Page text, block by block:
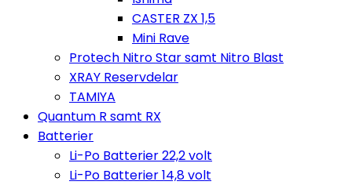
CASTER ZX 1,5
Mini Rave
Protech Nitro Star samt Nitro Blast
XRAY Reservdelar
TAMIYA
Quantum R samt RX
Batterier
Li-Po Batterier 22,2 volt
Li-Po Batterier 14,8 volt